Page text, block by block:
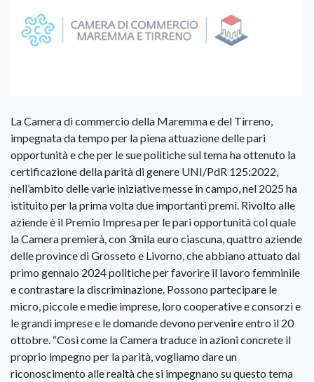
La Camera di commercio della Maremma e del Tirreno,
impegnata da tempo per la piena attuazione delle pari
opportunità e che per le sue politiche sul tema ha ottenuto la
certificazione della parità di genere UNI/PdR 125:2022,
nell’ambito delle varie iniziative messe in campo, nel 2025 ha
istituito per la prima volta due importanti premi. Rivolto alle
aziende è il Premio Impresa per le pari opportunità col quale
la Camera premierà, con 3mila euro ciascuna, quattro aziende
delle province di Grosseto e Livorno, che abbiano attuato dal
primo gennaio 2024 politiche per favorire il lavoro femminile
e contrastare la discriminazione. Possono partecipare le
micro, piccole e medie imprese, loro cooperative e consorzi e
le grandi imprese e le domande devono pervenire entro il 20
ottobre. “Così come la Camera traduce in azioni concrete il
proprio impegno per la parità, vogliamo dare un
riconoscimento alle realtà che si impegnano su questo tema